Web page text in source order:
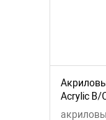
Acrylic B/